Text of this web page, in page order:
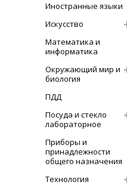
Иностранные языки
Искусство
Математика и
информатика
Окружающий мир и
биология
ПДД
Посуда и стекло
лабораторное
Приборы и
принадлежности
общего назначения
Технология